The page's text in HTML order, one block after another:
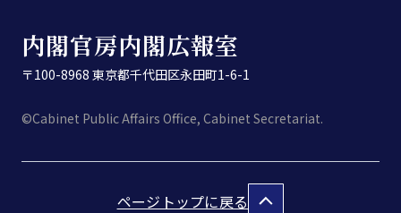
内閣官房内閣広報室
〒100-8968 東京都千代田区永田町1-6-1
©Cabinet Public Affairs Office, Cabinet Secretariat.
ページトップに戻る